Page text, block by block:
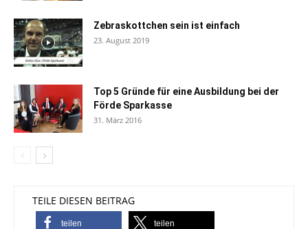
Zebraskottchen sein ist einfach
23. August 2019
Top 5 Gründe für eine Ausbildung bei der
Förde Sparkasse
31. März 2016
TEILE DIESEN BEITRAG
teilen teilen